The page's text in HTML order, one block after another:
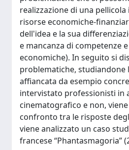
realizzazione di una
risorse economiche-
dell'idea e la sua
e mancanza di competenze
economiche). In seguito si
problematiche, studiandone
affiancata da esempio
intervistato professionisti in
cinematografico e non,
confronto tra le risposte
viene analizzato un caso
francese “Phantasmagoria”